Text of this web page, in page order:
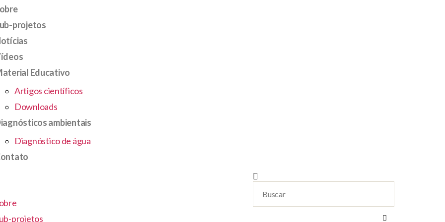
projetos
Educativo
Artigos científicos
Downloads
ambientais
Diagnóstico de água
projetos